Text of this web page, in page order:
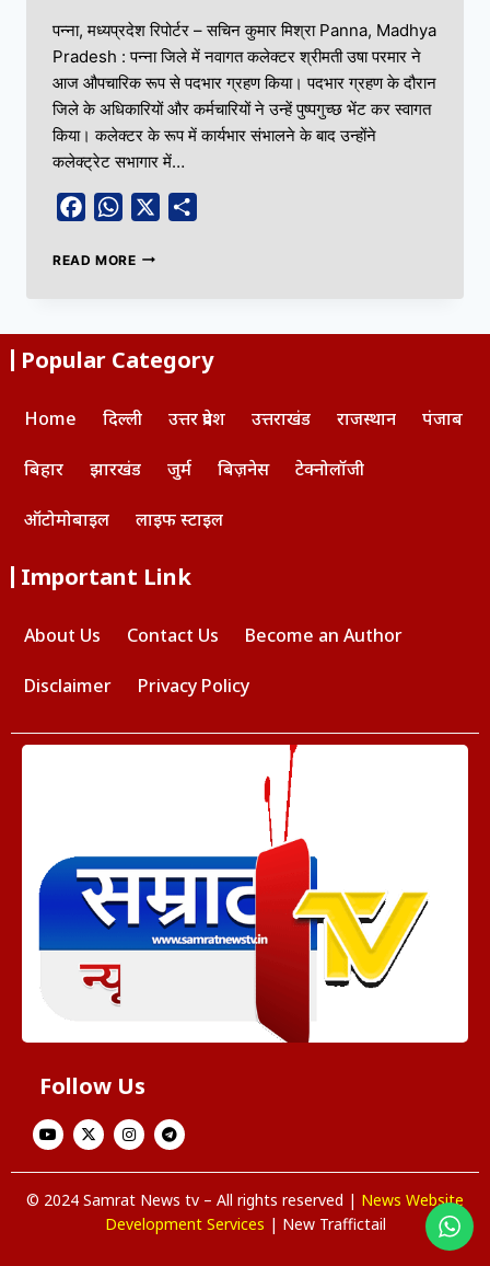
पन्ना, मध्यप्रदेश रिपोर्टर – सचिन कुमार मिश्रा Panna, Madhya
Pradesh : पन्ना जिले में नवागत कलेक्टर श्रीमती उषा परमार ने
आज औपचारिक रूप से पदभार ग्रहण किया। पदभार ग्रहण के दौरान
जिले के अधिकारियों और कर्मचारियों ने उन्हें पुष्पगुच्छ भेंट कर स्वागत
किया। कलेक्टर के रूप में कार्यभार संभालने के बाद उन्होंने
कलेक्ट्रेट सभागार में…
FacebookWhatsApp
READ MORE
Popular Category
Home दिल्ली उत्तर प्रदेश उत्तराखंड राजस्थान पंजाब
बिहार झारखंड जुर्म बिज़नेस टेक्नोलॉजी
ऑटोमोबाइल लाइफ स्टाइल
Important Link
About Us Contact Us Become an Author
Disclaimer Privacy Policy
Follow Us
© 2024 Samrat News tv – All rights reserved | News Website
Development Services | New Traffictail